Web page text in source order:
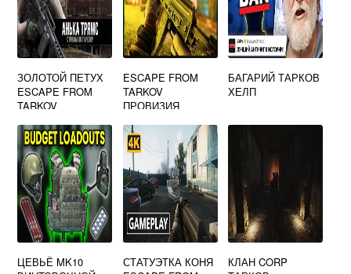
ЗОЛОТОЙ ПЕТУХ
ESCAPE FROM
TARKOV
ESCAPE FROM
TARKOV
ПРОВИЗИЯ
БАГАРИЙ ТАРКОВ
ХЕЛП
ЦЕВЬЁ MK10
СТАТУЭТКА КОНЯ
КЛАН CORP